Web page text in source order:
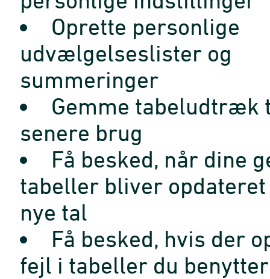
Oprette personlige
udvælgelseslister og
summeringer
Gemme tabeludtræk
senere brug
Få besked, når dine
tabeller bliver opdateret
nye tal
Få besked, hvis der
fejl i tabeller du benytter